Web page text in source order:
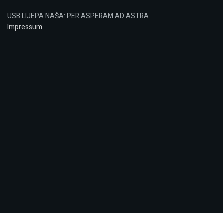
USB LIJEPA NAŠA: PER ASPERAM AD ASTRA
Impressum